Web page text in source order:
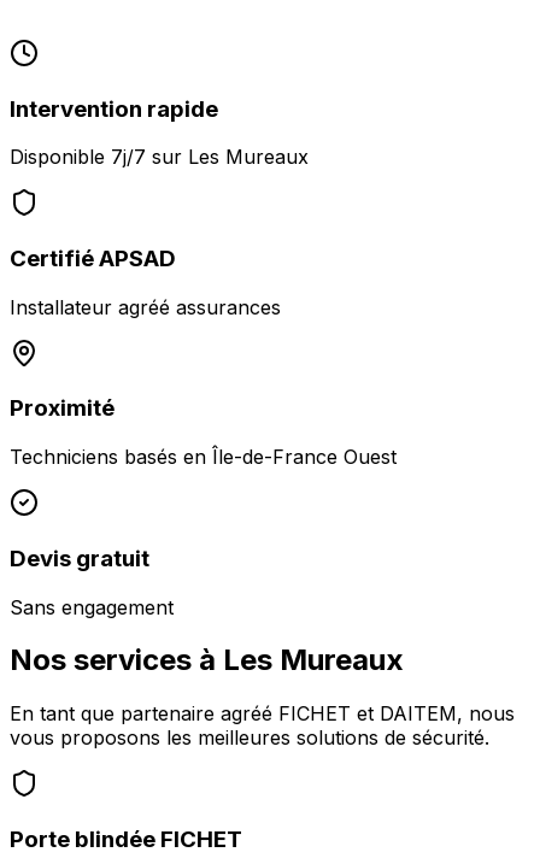
Intervention rapide
Disponible 7j/7 sur Les Mureaux
Certifié APSAD
Installateur agréé assurances
Proximité
Techniciens basés en Île-de-France Ouest
Devis gratuit
Sans engagement
Nos services à Les Mureaux
En tant que partenaire agréé FICHET et DAITEM, nous
vous proposons les meilleures solutions de sécurité.
Porte blindée FICHET